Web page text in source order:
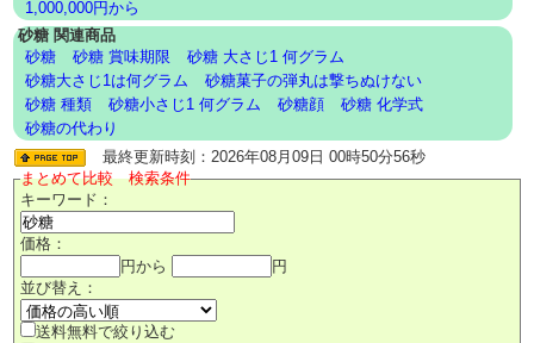
1,000,000円から
砂糖 関連商品
砂糖
砂糖 賞味期限
砂糖 大さじ1 何グラム
砂糖大さじ1は何グラム
砂糖菓子の弾丸は撃ちぬけない
砂糖 種類
砂糖小さじ1 何グラム 砂糖顔
砂糖 化学式
砂糖の代わり
最終更新時刻：2026年08月09日 00時50分56秒
まとめて比較 検索条件
キーワード：
価格：
円から
円
並び替え：
送料無料で絞り込む